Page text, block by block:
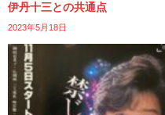
伊丹十三との共通点
2023年5月18日